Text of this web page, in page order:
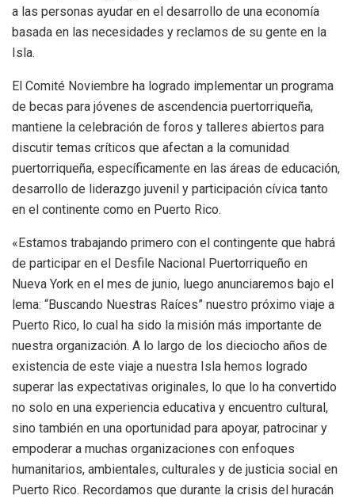
a las personas ayudar en el desarrollo de una economía
basada en las necesidades y reclamos de su gente en la
Isla.
El Comité Noviembre ha logrado implementar un programa
de becas para jóvenes de ascendencia puertorriqueña,
mantiene la celebración de foros y talleres abiertos para
discutir temas críticos que afectan a la comunidad
puertorriqueña, específicamente en las áreas de educación,
desarrollo de liderazgo juvenil y participación cívica tanto
en el continente como en Puerto Rico.
«Estamos trabajando primero con el contingente que habrá
de participar en el Desfile Nacional Puertorriqueño en
Nueva York en el mes de junio, luego anunciaremos bajo el
lema: “Buscando Nuestras Raíces” nuestro próximo viaje a
Puerto Rico, lo cual ha sido la misión más importante de
nuestra organización. A lo largo de los dieciocho años de
existencia de este viaje a nuestra Isla hemos logrado
superar las expectativas originales, lo que lo ha convertido
no solo en una experiencia educativa y encuentro cultural,
sino también en una oportunidad para apoyar, patrocinar y
empoderar a muchas organizaciones con enfoques
humanitarios, ambientales, culturales y de justicia social en
Puerto Rico. Recordamos que durante la crisis del huracán